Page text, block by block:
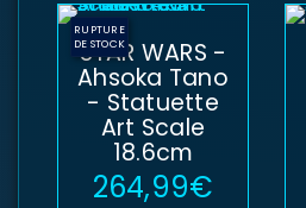
RUPTURE
DE STOCK
STAR WARS -
Ahsoka Tano
- Statuette
Art Scale
18.6cm
264,99€